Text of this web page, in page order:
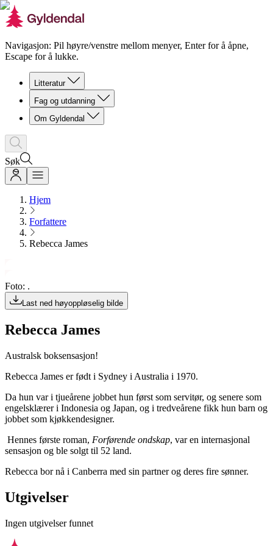
Navigasjon: Pil høyre/venstre mellom menyer, Enter for å åpne,
Escape for å lukke.
Litteratur
Fag og utdanning
Om Gyldendal
Søk
Hjem
Forfattere
Rebecca James
Foto: .
Last ned høyoppløselig bilde
Rebecca James
Australsk boksensasjon!
Rebecca James er født i Sydney i Australia i 1970.
Da hun var i tjueårene jobbet hun først som servitør, og senere som
engelsklærer i Indonesia og Japan, og i tredveårene fikk hun barn og
jobbet som kjøkkendesigner.
Hennes første roman, Forførende ondskap, var en internasjonal
sensasjon og ble solgt til 52 land.
Rebecca bor nå i Canberra med sin partner og deres fire sønner.
Utgivelser
Ingen utgivelser funnet